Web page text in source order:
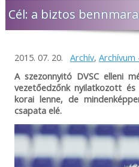
Cél: a biztos
2015. 07. 20. Archív, Archívum
A szezonnyitó DVSC elleni
vezetőedzőnk nyilatkozott
korai lenne, de
csapata elé.